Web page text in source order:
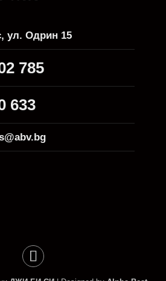
ул. Одрин 15
785
633